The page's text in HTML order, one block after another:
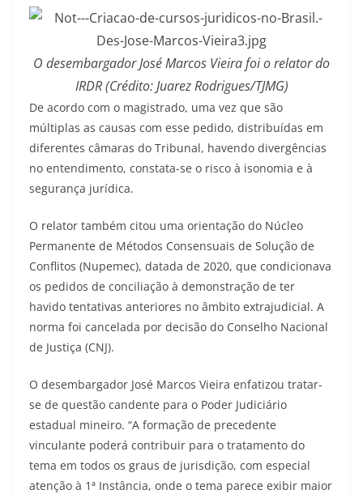
O desembargador José Marcos Vieira foi o relator do
IRDR (Crédito: Juarez Rodrigues/TJMG)
De acordo com o magistrado, uma vez que são
múltiplas as causas com esse pedido, distribuídas em
diferentes câmaras do Tribunal, havendo divergências
no entendimento, constata-se o risco à isonomia e à
segurança jurídica.
O relator também citou uma orientação do Núcleo
Permanente de Métodos Consensuais de Solução de
Conflitos (Nupemec), datada de 2020, que condicionava
os pedidos de conciliação à demonstração de ter
havido tentativas anteriores no âmbito extrajudicial. A
norma foi cancelada por decisão do Conselho Nacional
de Justiça (CNJ).
O desembargador José Marcos Vieira enfatizou tratar-
se de questão candente para o Poder Judiciário
estadual mineiro. “A formação de precedente
vinculante poderá contribuir para o tratamento do
tema em todos os graus de jurisdição, com especial
atenção à 1ª Instância, onde o tema parece exibir maior